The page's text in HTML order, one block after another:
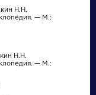
Н.Н.
— М.:
Н.Н.
— М.: